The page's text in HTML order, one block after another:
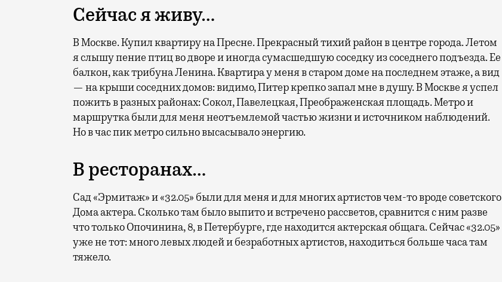
Сейчас я живу…
В Москве. Купил квартиру на Пресне. Прекрасный тихий район в центре города. Летом
я слышу пение птиц во дворе и иногда сумасшедшую соседку из соседнего подъезда. Ее
балкон, как трибуна Ленина. Квартира у меня в старом доме на последнем этаже, а вид
— на крыши соседних домов: видимо, Питер крепко запал мне в душу. В Москве я успел
пожить в разных районах: Сокол, Павелецкая, Преображенская площадь. Метро и
маршрутка были для меня неотъемлемой частью жизни и источником наблюдений.
Но в час пик метро сильно высасывало энергию.
В ресторанах…
Сад «Эрмитаж» и «32.05» были для меня и для многих артистов чем-то вроде советского
Дома актера. Сколько там было выпито и встречено рассветов, сравнится с ним разве
что только Опочинина, 8, в Петербурге, где находится актерская общага. Сейчас «32.05»
уже не тот: много левых людей и безработных артистов, находиться больше часа там
тяжело.